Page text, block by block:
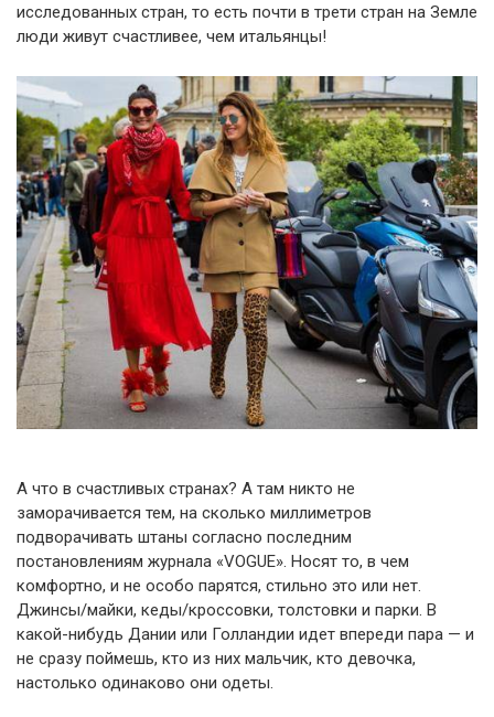
исследованных стран, то есть почти в трети стран на Земле
люди живут счастливее, чем итальянцы!
А что в счастливых странах? А там никто не
заморачивается тем, на сколько миллиметров
подворачивать штаны согласно последним
постановлениям журнала «VOGUE». Носят то, в чем
комфортно, и не особо парятся, стильно это или нет.
Джинсы/майки, кеды/кроссовки, толстовки и парки. В
какой-нибудь Дании или Голландии идет впереди пара — и
не сразу поймешь, кто из них мальчик, кто девочка,
настолько одинаково они одеты.